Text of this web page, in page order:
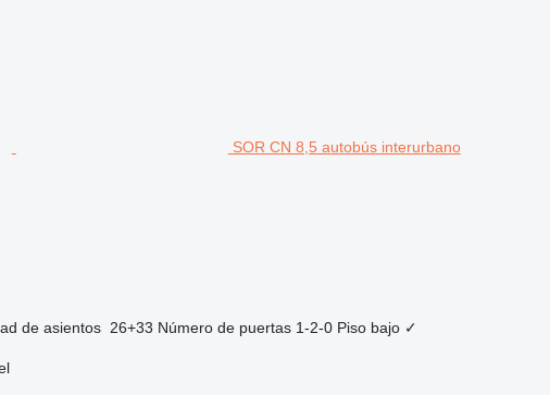
SOR CN 8,5 autobús interurbano
de asientos 26+33 Número de puertas 1-2-0 Piso bajo ✓